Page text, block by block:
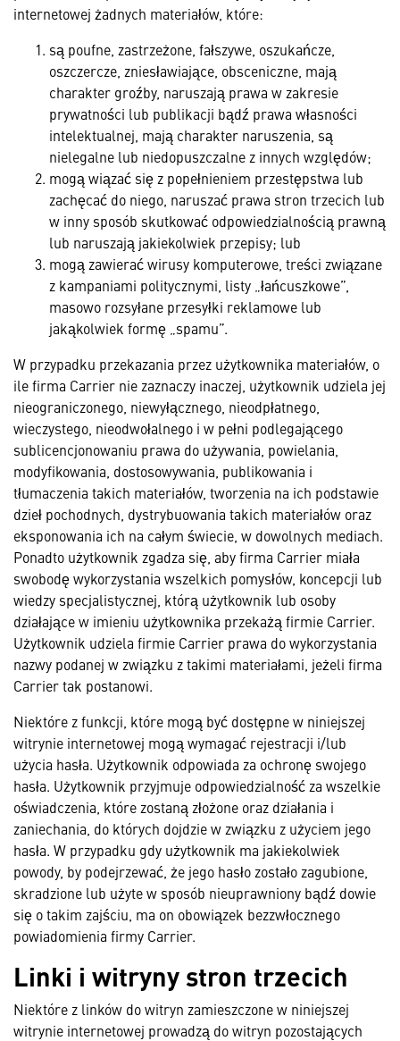
internetowej żadnych materiałów, które:
są poufne, zastrzeżone, fałszywe, oszukańcze,
oszczercze, zniesławiające, obsceniczne, mają
charakter groźby, naruszają prawa w zakresie
prywatności lub publikacji bądź prawa własności
intelektualnej, mają charakter naruszenia, są
nielegalne lub niedopuszczalne z innych względów;
mogą wiązać się z popełnieniem przestępstwa lub
zachęcać do niego, naruszać prawa stron trzecich lub
w inny sposób skutkować odpowiedzialnością prawną
lub naruszają jakiekolwiek przepisy; lub
mogą zawierać wirusy komputerowe, treści związane
z kampaniami politycznymi, listy „łańcuszkowe”,
masowo rozsyłane przesyłki reklamowe lub
jakąkolwiek formę „spamu”.
W przypadku przekazania przez użytkownika materiałów, o
ile firma Carrier nie zaznaczy inaczej, użytkownik udziela jej
nieograniczonego, niewyłącznego, nieodpłatnego,
wieczystego, nieodwołalnego i w pełni podlegającego
sublicencjonowaniu prawa do używania, powielania,
modyfikowania, dostosowywania, publikowania i
tłumaczenia takich materiałów, tworzenia na ich podstawie
dzieł pochodnych, dystrybuowania takich materiałów oraz
eksponowania ich na całym świecie, w dowolnych mediach.
Ponadto użytkownik zgadza się, aby firma Carrier miała
swobodę wykorzystania wszelkich pomysłów, koncepcji lub
wiedzy specjalistycznej, którą użytkownik lub osoby
działające w imieniu użytkownika przekażą firmie Carrier.
Użytkownik udziela firmie Carrier prawa do wykorzystania
nazwy podanej w związku z takimi materiałami, jeżeli firma
Carrier tak postanowi.
Niektóre z funkcji, które mogą być dostępne w niniejszej
witrynie internetowej mogą wymagać rejestracji i/lub
użycia hasła. Użytkownik odpowiada za ochronę swojego
hasła. Użytkownik przyjmuje odpowiedzialność za wszelkie
oświadczenia, które zostaną złożone oraz działania i
zaniechania, do których dojdzie w związku z użyciem jego
hasła. W przypadku gdy użytkownik ma jakiekolwiek
powody, by podejrzewać, że jego hasło zostało zagubione,
skradzione lub użyte w sposób nieuprawniony bądź dowie
się o takim zajściu, ma on obowiązek bezzwłocznego
powiadomienia firmy Carrier.
Linki i witryny stron trzecich
Niektóre z linków do witryn zamieszczone w niniejszej
witrynie internetowej prowadzą do witryn pozostających